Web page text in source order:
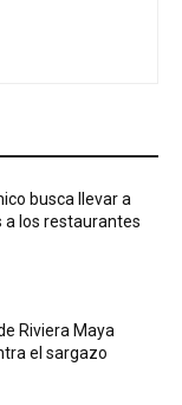
busca llevar a
a los restaurantes
Riviera Maya
el sargazo